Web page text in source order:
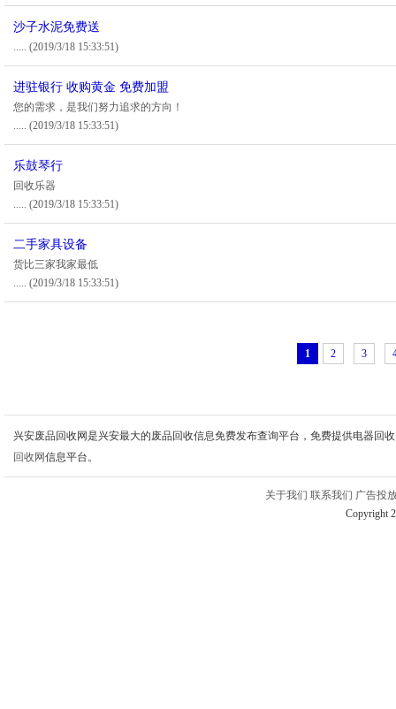
沙子水泥免费送
..... (2019/3/18 15:33:51)
进驻银行 收购黄金 免费加盟
您的需求，是我们努力追求的方向！
..... (2019/3/18 15:33:51)
乐鼓琴行
回收乐器
..... (2019/3/18 15:33:51)
二手家具设备
货比三家我家最低
..... (2019/3/18 15:33:51)
1 2 3
兴安废品回收网是兴安最大的废品回收信息免费发布查询平台，免费提供电器回
回收网信息平台。
关于我们 联系我们 广告投
Copyright